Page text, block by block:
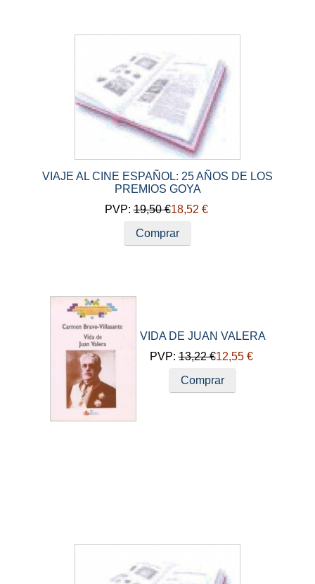
VIAJE AL CINE ESPAÑOL: 25 AÑOS DE LOS
PREMIOS GOYA
PVP:19,50 €18,52 €
Comprar
VIDA DE JUAN VALERA
PVP:13,22 €12,55 €
Comprar